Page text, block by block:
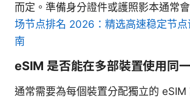
而定。準備身分證件或護照影本通常
场节点排名 2026：精选高速稳定节
南
eSIM 是否能在多部裝置使用同
通常需要為每個裝置分配獨立的 eSIM